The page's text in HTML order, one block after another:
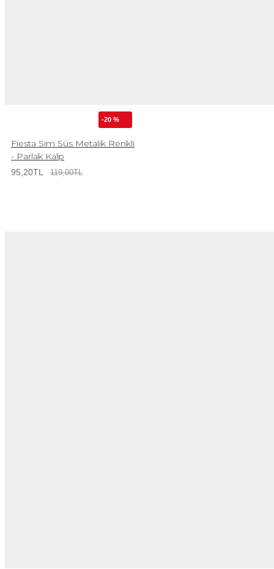
-20 %
Fiesta Sim Süs Metalik Renkli
- Parlak Kalp
95,20TL 119,00TL